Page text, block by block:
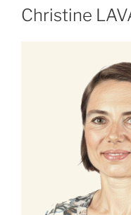
Christine